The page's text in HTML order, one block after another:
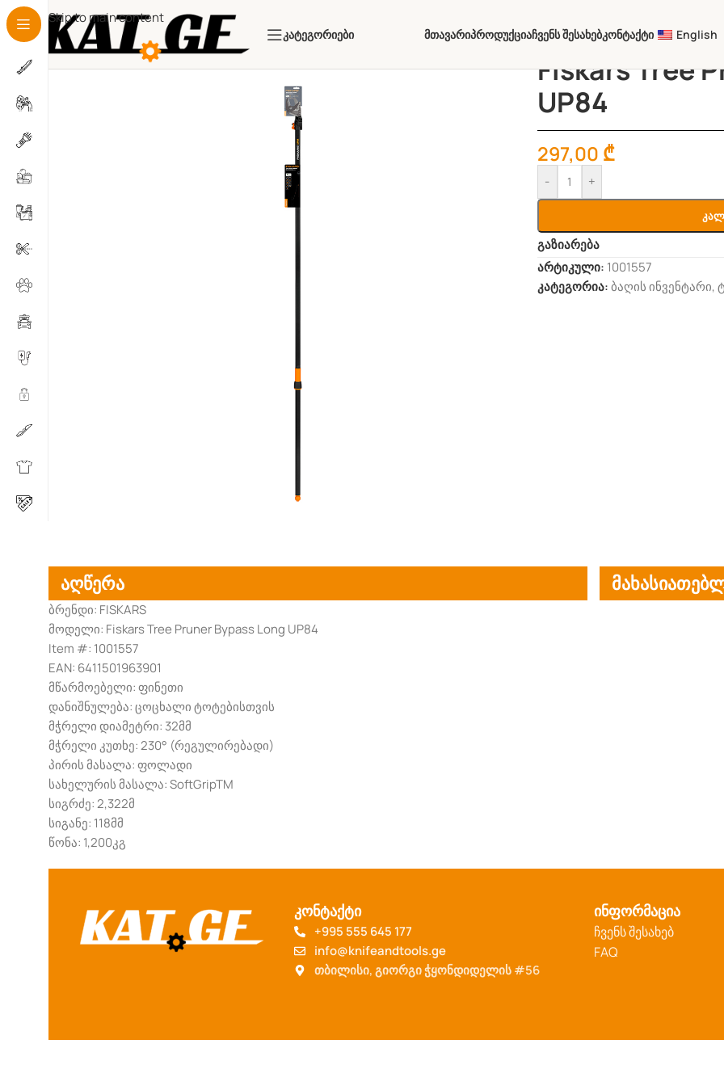
Skip to main content
Კატეგორიები ᲛთავარიᲞროდუქციაᲩვენს ᲨესახებᲙონტაქტი English
Fiskars Tree
UP84
297,00 ₾
- +
გაზიარება
არტიკული: 1001557
კატეგორია:ბაღის ინვენტარი,
აღწერა
ბრენდი: FISKARS
მოდელი: Fiskars Tree Pruner Bypass Long UP84
Item #: 1001557
EAN: 6411501963901
მწარმოებელი: ფინეთი
დანიშნულება: ცოცხალი ტოტებისთვის
მჭრელი დიამეტრი: 32მმ
მჭრელი კუთხე: 230° (რეგულირებადი)
პირის მასალა: ფოლადი
სახელურის მასალა: SoftGripTM
სიგრძე: 2,322მ
სიგანე: 118მმ
წონა: 1,200კგ
კონტაქტი
+995 555 645 177
info@knifeandtools.ge
თბილისი, გიორგი ჭყონდიდელის #56
ინფორმაცია
ჩვენს შესახებ
FAQ